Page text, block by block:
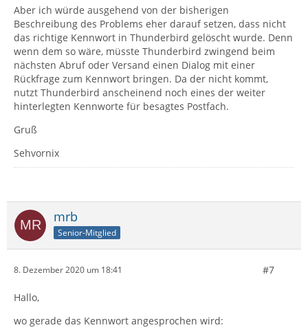
Aber ich würde ausgehend von der bisherigen
Beschreibung des Problems eher darauf setzen, dass nicht
das richtige Kennwort in Thunderbird gelöscht wurde. Denn
wenn dem so wäre, müsste Thunderbird zwingend beim
nächsten Abruf oder Versand einen Dialog mit einer
Rückfrage zum Kennwort bringen. Da der nicht kommt,
nutzt Thunderbird anscheinend noch eines der weiter
hinterlegten Kennworte für besagtes Postfach.
Gruß
Sehvornix
mrb
Senior-Mitglied
8. Dezember 2020 um 18:41 #7
Hallo,
wo gerade das Kennwort angesprochen wird: